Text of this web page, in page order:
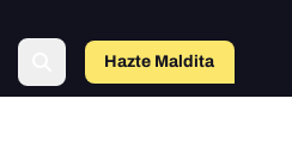
Hazte Maldito
a